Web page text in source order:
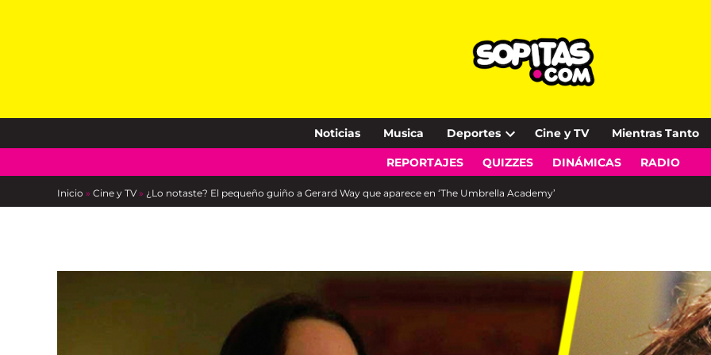
Noticias Musica Deportes
Open
dropdown
Cine y TV Mientras Tanto
REPORTAJES QUIZZES DINÁMICAS RADIO
Inicio » Cine y TV » ¿Lo notaste? El pequeño guiño a Gerard Way que aparece en ‘The Umbrella Academy’